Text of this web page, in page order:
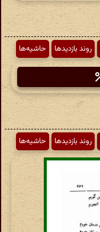
روند بازدیدها حاشیه‌ها
روند بازدیدها حاشیه‌ها